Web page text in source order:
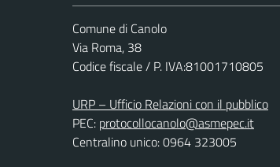
Comune di Canolo
Via Roma, 38
Codice fiscale / P. IVA:81001710805
URP – Ufficio Relazioni con il pubblico
PEC: protocollocanolo@asmepec.it
Centralino unico: 0964 323005